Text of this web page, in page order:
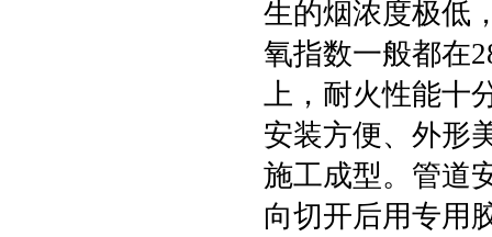
生的烟浓度极低
氧指数一般都在
上，耐火性能十
安装方便、外形
施工成型。管道
向切开后用专用